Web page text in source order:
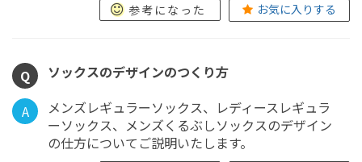
参考になった お気に入りする
Q ソックスのデザインのつくり方
A
メンズレギュラーソックス、レディースレギュラ
ーソックス、メンズくるぶしソックスのデザイン
の仕方についてご説明いたします。